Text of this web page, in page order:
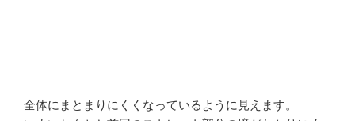
全体にまとまりにくくなっているように見えます。